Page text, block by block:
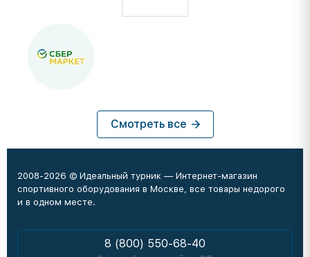
Смотреть все
2008-2026 © Идеальный турник — Интернет-магазин
спортивного оборудования в Москве, все товары недорого
и в одном месте.
8 (800) 550-68-40